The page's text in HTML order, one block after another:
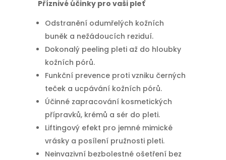
Příznivé účinky pro vaši pleť
Odstranění odumřelých kožních
buněk a nežádoucích reziduí.
Dokonalý peeling pleti až do hloubky
kožních pórů.
Funkční prevence proti vzniku černých
teček a ucpávání kožních pórů.
Účinné zapracování kosmetických
přípravků, krémů a sér do pleti.
Liftingový efekt pro jemné mimické
vrásky a posílení pružnosti pleti.
Neinvazivní bezbolestné ošetření bez